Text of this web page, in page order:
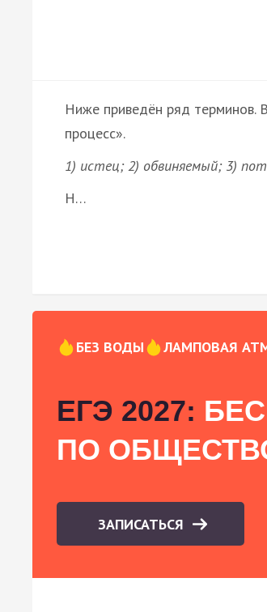
Ниже приведён ряд терминов.
процесс».
1) истец; 2) обвиняемый; 3)
Н…
БЕЗ ВОДЫ ЛАМПОВАЯ
ЕГЭ 2027:
ПО
ЗАПИСАТЬСЯ